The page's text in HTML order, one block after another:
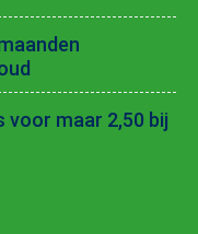
voor maar 2,50 bij